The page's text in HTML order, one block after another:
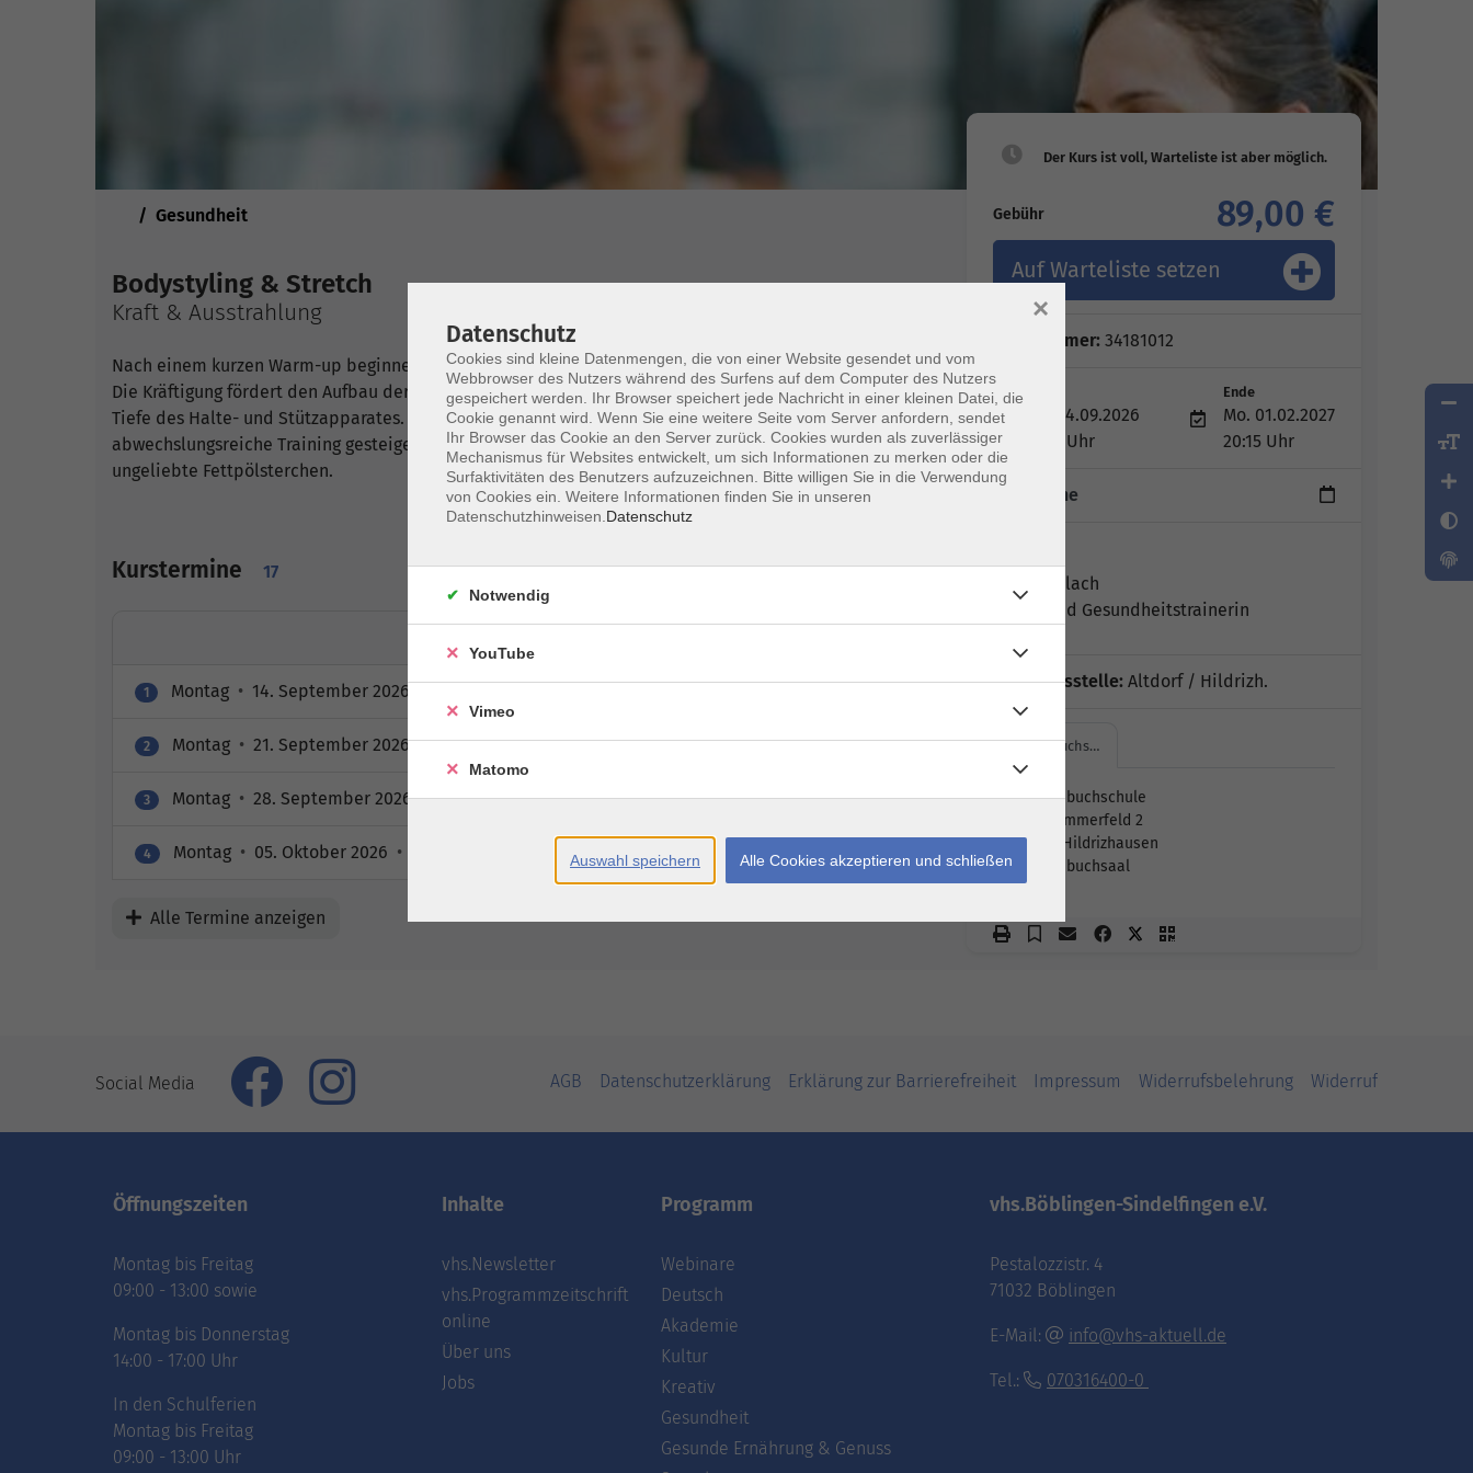
Gesundheit
Bodystyling & Stretch
Kraft & Ausstrahlung
Nach einem kurzen Warm-up beginnen wir mit der Kräftigung von Bauch, Beine, Po und Rücken.
Die Kräftigung fördert den Aufbau der Muskulatur nicht nur an der Oberfläche, sondern bis in die
Tiefe des Halte- und Stützapparates. Außerdem wird die Fettverbrennung durch das
abwechslungsreiche Training gesteigert. Aktive Muskeln sind die beste Versicherung gegen
ungeliebte Fettpölsterchen.
Kurstermine 17
1 Montag • 14. September 2026
2 Montag • 21. September 2026 • 19:15 – 20:15 Uhr
3 Montag • 28. September 2026 • 19:15 – 20:15 Uhr
4 Montag • 05. Oktober 2026 •
Alle Termine anzeigen
Gebühr 89,00 €
Auf Warteliste setzen
Kursnummer: 34181012
Mo. 14.09.2026
19:15 Uhr
Ende
Mo. 01.02.2027
20:15 Uhr
17 Termine
Ariane Erlach
Sport- und Gesundheitstrainerin
Geschäftsstelle: Altdorf / Hildrizh.
Schönbuchs…
Schönbuchschule
Im Sommerfeld 2
71157 Hildrizhausen
Schönbuchsaal
Social Media AGB Datenschutzerklärung Erklärung zur Barrierefreiheit Impressum Widerrufsbelehrung Widerruf
Öffnungszeiten
Montag bis Freitag
09:00 - 13:00 sowie
Montag bis Donnerstag
14:00 - 17:00 Uhr
In den Schulferien
Montag bis Freitag
09:00 - 13:00 Uhr
Inhalte
vhs.Newsletter
vhs.Programmzeitschrift
online
Über uns
Jobs
Programm
Webinare
Deutsch
Akademie
Kultur
Kreativ
Gesundheit
Gesunde Ernährung & Genuss
vhs.Böblingen-Sindelfingen e.V.
Pestalozzistr. 4
71032 Böblingen
E-Mail: info@vhs-aktuell.de
Tel.: 070316400-0
Datenschutz
Cookies sind kleine Datenmengen, die von einer Website gesendet und vom
Webbrowser des Nutzers während des Surfens auf dem Computer des Nutzers
gespeichert werden. Ihr Browser speichert jede Nachricht in einer kleinen Datei, die
Cookie genannt wird. Wenn Sie eine weitere Seite vom Server anfordern, sendet
Ihr Browser das Cookie an den Server zurück. Cookies wurden als zuverlässiger
Mechanismus für Websites entwickelt, um sich Informationen zu merken oder die
Surfaktivitäten des Benutzers aufzuzeichnen. Bitte willigen Sie in die Verwendung
von Cookies ein. Weitere Informationen finden Sie in unseren
Datenschutzhinweisen. Datenschutz
×
Notwendig
YouTube
Vimeo
Matomo
Auswahl speichern Alle Cookies akzeptieren und schließen